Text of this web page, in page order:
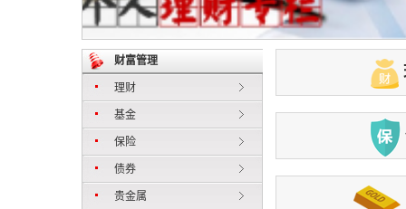
财富管理
理财
基金
保险
债券
贵金属